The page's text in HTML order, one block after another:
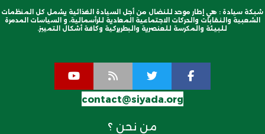
شبكة سيادة : هي إطار موحد للنضال من أجل السيادة الغذائية يشمل كل المنظمات
الشعبية والنقابات والحركات الاجتماعية المعادية للرأسمالية، و السياسات المدمرة
للبيئة والمكرسة للعنصرية والبطريركية وكافة أشكال التمييز.
contact@siyada.org
من نحن ؟